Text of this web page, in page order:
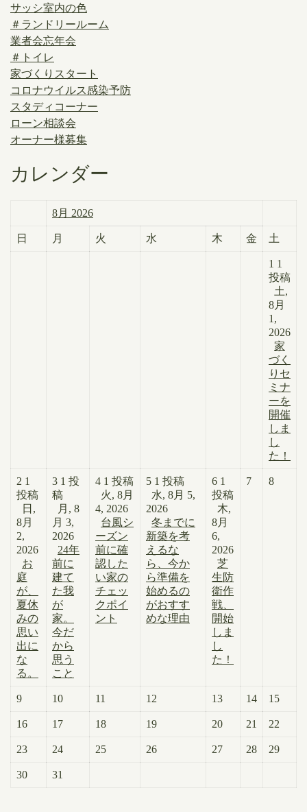
サッシ室内の色
＃ランドリールーム
業者会忘年会
＃トイレ
家づくりスタート
コロナウイルス感染予防
スタディコーナー
ローン相談会
オーナー様募集
カレンダー
8月 2026
日 月 火 水 木 金 土
1 1
投稿
土,
8月
1,
2026
家
づく
りセ
ミナ
ーを
開催
しま
し
た！
2 1
投稿
日,
8月
2,
2026
お
庭
が、
夏休
みの
思い
出に
な
る。
3 1 投
稿
月, 8
月 3,
2026
24年
前に
建て
た我
が
家。
今だ
から
思う
こと
4 1 投稿
火, 8月
4, 2026
台風シ
ーズン
前に確
認した
い家の
チェッ
クポイ
ント
5 1 投稿
水, 8月 5,
2026
冬までに
新築を考
えるな
ら、今か
ら準備を
始めるの
がおすす
めな理由
6 1
投稿
木,
8月
6,
2026
芝
生防
衛作
戦、
開始
しま
し
た！
7 8
9 10 11 12 13 14 15
16 17 18 19 20 21 22
23 24 25 26 27 28 29
30 31